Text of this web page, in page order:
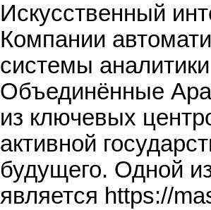
Искусственный
Компании
системы
Объединённые
из ключевых
активной
будущего. Одной
является https://